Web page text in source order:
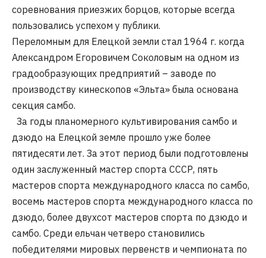
соревнования приезжих борцов, которые всегда
пользовались успехом у публики.
Переломным для Елецкой земли стал 1964 г. когда
Александром Егоровичем Соколовым на одном из
градообразующих предприятий – заводе по
производству кинескопов «Эльта» была основана
секция самбо.
За годы планомерного культивирования самбо и
дзюдо на Елецкой земле прошло уже более
пятидесяти лет. За этот период были подготовлены
один заслуженный мастер спорта СССР, пять
мастеров спорта международного класса по самбо,
восемь мастеров спорта международного класса по
дзюдо, более двухсот мастеров спорта по дзюдо и
самбо. Среди ельчан четверо становились
победителями мировых первенств и чемпионата по